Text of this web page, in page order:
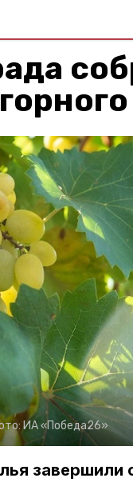
ИА «Победа26»
завершили